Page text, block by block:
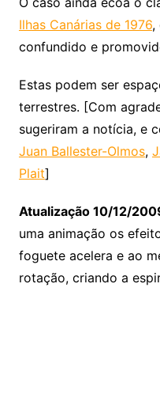
Ilhas Canárias de 1976,
confundido e
Estas podem ser
terrestres. [Com
sugeriram a notícia, e
Juan Ballester-Olmos,
Plait]
Atualização 10/12/
uma animação os
foguete acelera e ao
rotação, criando a